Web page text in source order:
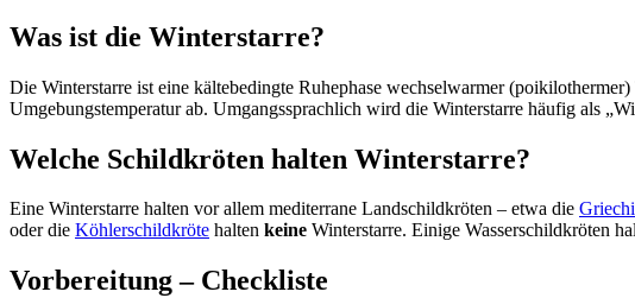
Was ist die Winterstarre?
Die Winterstarre ist eine kältebedingte Ruhephase wechselwarmer
Umgebungstemperatur ab. Umgangssprachlich wird die Winterstarre häufig als
Welche Schildkröten halten Winterstarre?
Eine Winterstarre halten vor allem mediterrane Landschildkröten – etwa die
oder die Köhlerschildkröte halten keine Winterstarre. Einige Wasserschildkröten
Vorbereitung – Checkliste